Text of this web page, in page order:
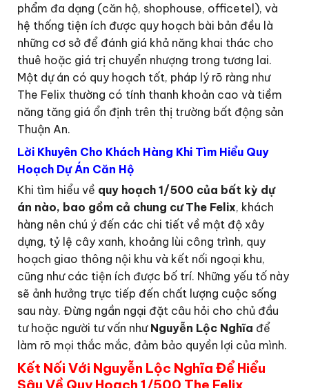
phẩm đa dạng (căn hộ, shophouse, officetel), và
hệ thống tiện ích được quy hoạch bài bản đều là
những cơ sở để đánh giá khả năng khai thác cho
thuê hoặc giá trị chuyển nhượng trong tương lai.
Một dự án có quy hoạch tốt, pháp lý rõ ràng như
The Felix thường có tính thanh khoản cao và tiềm
năng tăng giá ổn định trên thị trường bất động sản
Thuận An.
Lời Khuyên Cho Khách Hàng Khi Tìm Hiểu Quy
Hoạch Dự Án Căn Hộ
Khi tìm hiểu về quy hoạch 1/500 của bất kỳ dự
án nào, bao gồm cả chung cư The Felix, khách
hàng nên chú ý đến các chi tiết về mật độ xây
dựng, tỷ lệ cây xanh, khoảng lùi công trình, quy
hoạch giao thông nội khu và kết nối ngoại khu,
cũng như các tiện ích được bố trí. Những yếu tố này
sẽ ảnh hưởng trực tiếp đến chất lượng cuộc sống
sau này. Đừng ngần ngại đặt câu hỏi cho chủ đầu
tư hoặc người tư vấn như Nguyễn Lộc Nghĩa để
làm rõ mọi thắc mắc, đảm bảo quyền lợi của mình.
Kết Nối Với Nguyễn Lộc Nghĩa Để Hiểu
Sâu Về Quy Hoạch 1/500 The Felix